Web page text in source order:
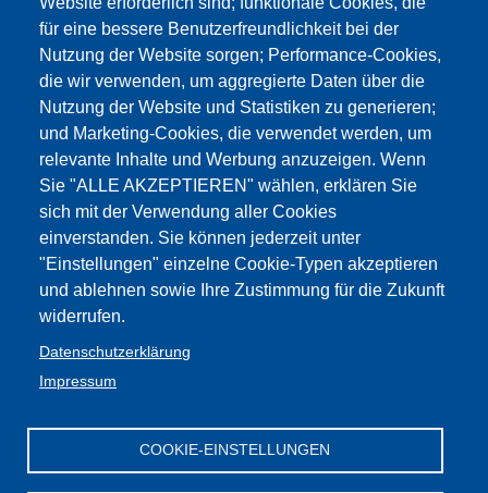
für eine bessere Benutzerfreundlichkeit bei der
Nutzung der Website sorgen; Performance-Cookies,
die wir verwenden, um aggregierte Daten über die
Nutzung der Website und Statistiken zu generieren;
und Marketing-Cookies, die verwendet werden, um
relevante Inhalte und Werbung anzuzeigen. Wenn
Sie "ALLE AKZEPTIEREN" wählen, erklären Sie
sich mit der Verwendung aller Cookies
einverstanden. Sie können jederzeit unter
"Einstellungen" einzelne Cookie-Typen akzeptieren
und ablehnen sowie Ihre Zustimmung für die Zukunft
widerrufen.
Datenschutzerklärung
Impressum
COOKIE-EINSTELLUNGEN